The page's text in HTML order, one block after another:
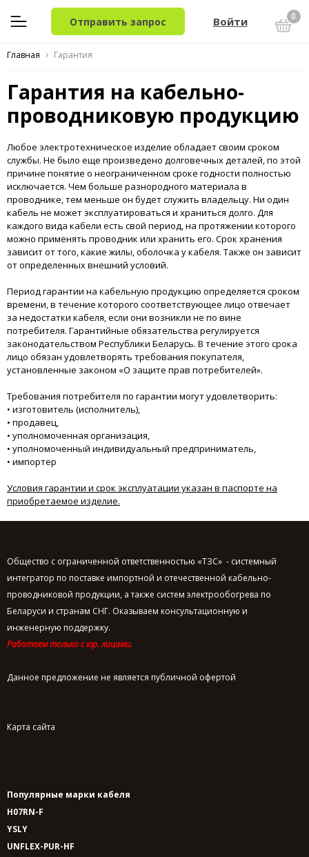
Отправить запрос Войти 0
Главная Гарантия
Гарантия на кабельно-
проводниковую продукцию
Любое электротехническое изделие обладает своим сроком
службы. Не было еще произведено долговечных деталей, по этой
причине понятие о неограниченном сроке годности полностью
исключается. Чем больше разнородного материала в
проводнике, тем меньше он будет служить владельцу. Ни один
кабель не может эксплуатироваться и храниться долго. Для
каждого вида кабели есть свой период, на протяжении которого
можно применять проводник или хранить его. Срок хранения
зависит от того, какие жилы, оболочка у кабеля. Также он зависит
от определенных внешний условий.
Период гарантии на кабельную продукцию определяется сроком
времени, в течение которого соответствующее лицо отвечает
за недостатки кабеля, если они возникли не по вине
потребителя. Гарантийные обязательства регулируется
законодательством Республики Беларусь. В течение этого срока
лицо обязан удовлетворять требования покупателя,
установленные законом «О защите прав потребителей».
Требования потребителя по гарантии могут удовлетворить:
• изготовитель (исполнитель),
• продавец,
• уполномоченная организация,
• уполномоченный индивидуальный предприниматель,
• импортер
Условия гарантии и срок эксплуатации указан в паспорте на
приобретаемое изделие.
Общество с ограниченной ответственностью «ТЗС» - системный
интегратор по поставке импортной и отечественной кабельно-
проводниковой продукции, а также систем электрообогрева по
Беларуси и странам СНГ. Оказываем консультационную и
инженерную поддержку.
Работаем только с юр. лицами.
Данное предложение не является публичной офертой
Карта сайта
Популярные марки кабеля
H07RN-F
YSLY
UNFLEX-PUR-HF